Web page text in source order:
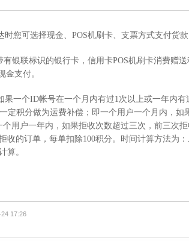
您可选择现金、POS机刷卡、支票方式支付货款
有银联标识的银行卡，信用卡POS机刷卡消费赠
金支付。
果一个ID帐号在一个月内有过1次以上或一年内
定积分做为运费补偿；即一个用户一个月内，
个用户一年内，如果拒收次数超过三次，前三次
收的订单，每单扣除100积分。时间计算方法为
算。
17:26